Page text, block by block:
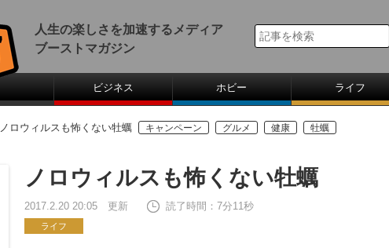
人生の楽しさを加速するメディア
ブーストマガジン
ビジネス ホビー ライフ
ノロウィルスも怖くない牡蠣 キャンペーン グルメ 健康 牡蠣
ノロウィルスも怖くない牡蠣
2017.2.20 20:05 更新 読了時間：7分11秒
ライフ